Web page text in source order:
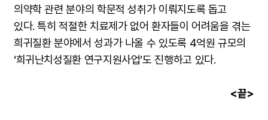
의약학 관련 분야의 학문적 성취가 이뤄지도록 돕고
있다. 특히 적절한 치료제가 없어 환자들이 어려움을 겪는
희귀질환 분야에서 성과가 나올 수 있도록 4억원 규모의
‘희귀난치성질환 연구지원사업’도 진행하고 있다.
<끝>